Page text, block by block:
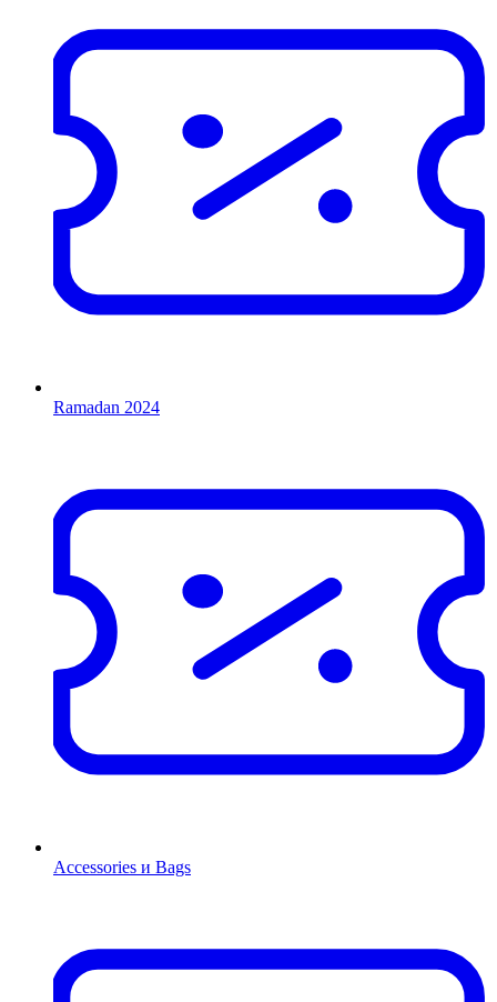
Ramadan 2024
Accessories и Bags